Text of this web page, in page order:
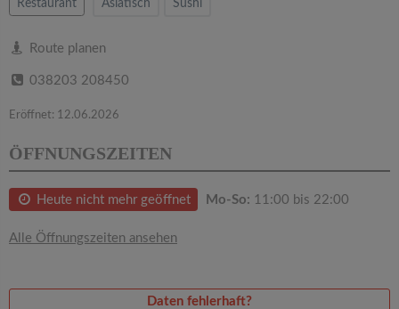
Restaurant Asiatisch Sushi
Route planen
038203 208450
Eröffnet: 12.06.2026
ÖFFNUNGSZEITEN
Heute nicht mehr geöffnet Mo-So: 11:00 bis 22:00
Alle Öffnungszeiten ansehen
Daten fehlerhaft?
i
t
i